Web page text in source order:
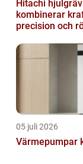
Hitachi
kombinerar
precision och
05 juli 2026
Värmepumpar